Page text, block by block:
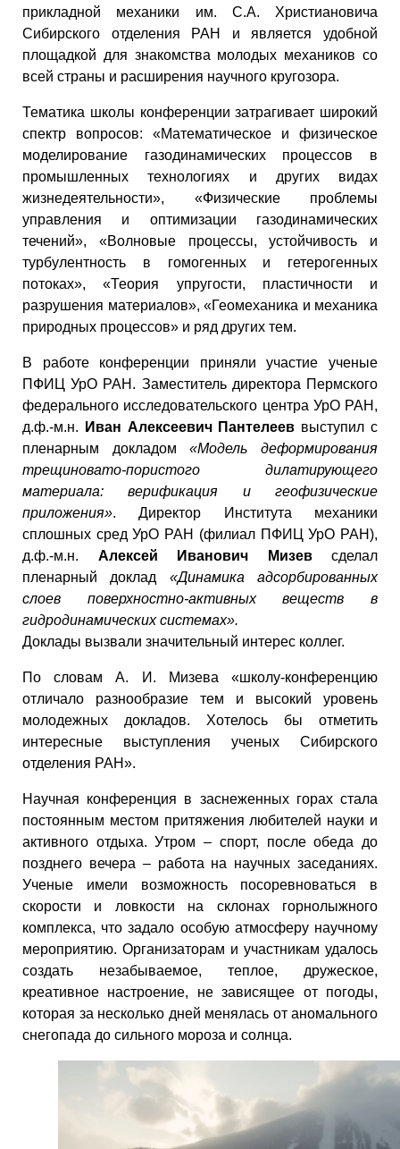
прикладной механики им. С.А. Христиановича
Сибирского отделения РАН и является удобной
площадкой для знакомства молодых механиков со
всей страны и расширения научного кругозора.
Тематика школы конференции затрагивает широкий
спектр вопросов: «Математическое и физическое
моделирование газодинамических процессов в
промышленных технологиях и других видах
жизнедеятельности», «Физические проблемы
управления и оптимизации газодинамических
течений», «Волновые процессы, устойчивость и
турбулентность в гомогенных и гетерогенных
потоках», «Теория упругости, пластичности и
разрушения материалов», «Геомеханика и механика
природных процессов» и ряд других тем.
В работе конференции приняли участие ученые
ПФИЦ УрО РАН. Заместитель директора Пермского
федерального исследовательского центра УрО РАН,
д.ф.-м.н.
Иван Алексеевич Пантелеев выступил с
пленарным докладом«Модель деформирования
трещиновато-пористого дилатирующего
материала: верификация и геофизические
приложения». Директор Института механики
сплошных сред УрО РАН (филиал ПФИЦ УрО РАН),
д.ф.-м.н. Алексей Иванович Мизевсделал
пленарный доклад «Динамика адсорбированных
слоев поверхностно-активных веществ в
гидродинамических системах».
Доклады вызвали значительный интерес коллег.
По словам А. И. Мизева «школу-конференцию
отличало разнообразие тем и высокий уровень
молодежных докладов. Хотелось бы отметить
интересные выступления ученых Сибирского
отделения РАН».
Научная конференция в заснеженных горах стала
постоянным местом притяжения любителей науки и
активного отдыха. Утром – спорт, после обеда до
позднего вечера – работа на научных заседаниях.
Ученые имели возможность посоревноваться в
скорости и ловкости на склонах горнолыжного
комплекса, что задало особую атмосферу научному
мероприятию. Организаторам и участникам удалось
создать незабываемое, теплое, дружеское,
креативное настроение, не зависящее от погоды,
которая за несколько дней менялась от аномального
снегопада до сильного мороза и солнца.